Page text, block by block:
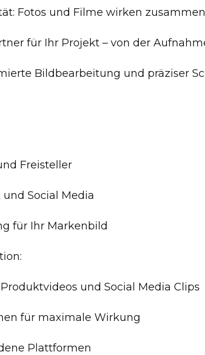
Fotos und Filme wirken
für Ihr Projekt – von der
Bildbearbeitung und präziser
Freisteller
Social Media
für Ihr Markenbild
und Social Media Clips
für maximale Wirkung
Plattformen